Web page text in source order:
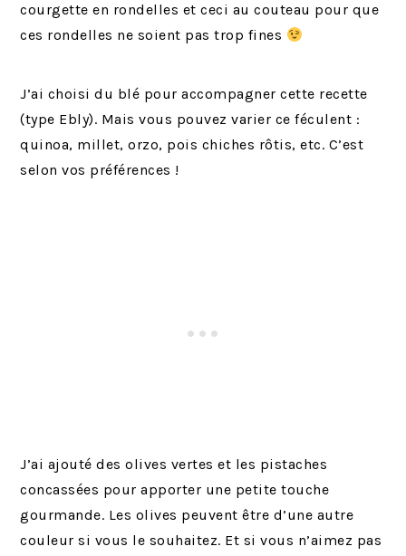
courgette en rondelles et ceci au couteau pour que
ces rondelles ne soient pas trop fines
J’ai choisi du blé pour accompagner cette recette
(type Ebly). Mais vous pouvez varier ce féculent :
quinoa, millet, orzo, pois chiches rôtis, etc. C’est
selon vos préférences !
J’ai ajouté des olives vertes et les pistaches
concassées pour apporter une petite touche
gourmande. Les olives peuvent être d’une autre
couleur si vous le souhaitez. Et si vous n’aimez pas